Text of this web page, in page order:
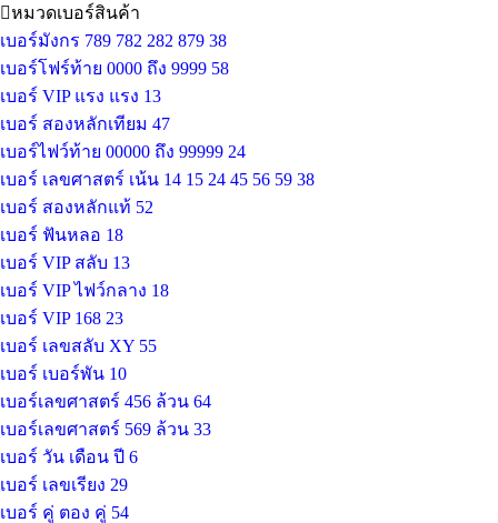
หมวดเบอร์สินค้า
เบอร์มังกร 789 782 282 879 38
เบอร์โฟร์ท้าย 0000 ถึง 9999 58
เบอร์ VIP แรง แรง 13
เบอร์ สองหลักเทียม 47
เบอร์ไฟว์ท้าย 00000 ถึง 99999 24
เบอร์ เลขศาสตร์ เน้น 14 15 24 45 56 59 38
เบอร์ สองหลักแท้ 52
เบอร์ ฟันหลอ 18
เบอร์ VIP สลับ 13
เบอร์ VIP ไฟว์กลาง 18
เบอร์ VIP 168 23
เบอร์ เลขสลับ XY 55
เบอร์ เบอร์พัน 10
เบอร์เลขศาสตร์ 456 ล้วน 64
เบอร์เลขศาสตร์ 569 ล้วน 33
เบอร์ วัน เดือน ปี 6
เบอร์ เลขเรียง 29
เบอร์ คู่ ตอง คู่ 54